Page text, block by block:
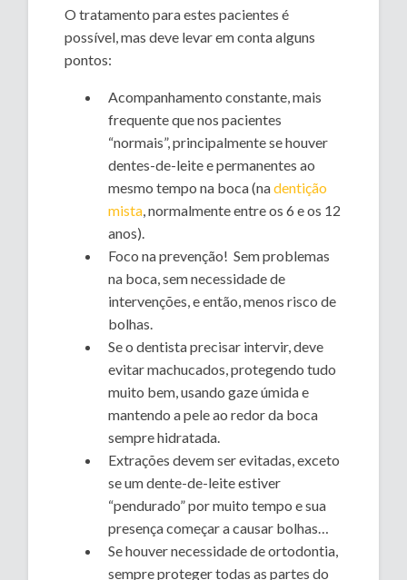
O tratamento para estes pacientes é
possível, mas deve levar em conta alguns
pontos:
Acompanhamento constante, mais
frequente que nos pacientes
“normais”, principalmente se houver
dentes-de-leite e permanentes ao
mesmo tempo na boca (nadentição
mista, normalmente entre os 6 e os 12
anos).
Foco na prevenção! Sem problemas
na boca, sem necessidade de
intervenções, e então, menos risco de
bolhas.
Se o dentista precisar intervir, deve
evitar machucados, protegendo tudo
muito bem, usando gaze úmida e
mantendo a pele ao redor da boca
sempre hidratada.
Extrações devem ser evitadas, exceto
se um dente-de-leite estiver
“pendurado” por muito tempo e sua
presença começar a causar bolhas…
Se houver necessidade de ortodontia,
sempre proteger todas as partes do